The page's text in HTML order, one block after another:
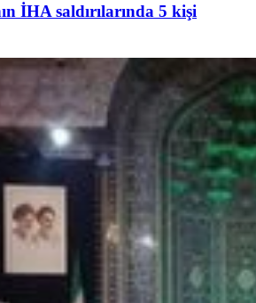
İHA saldırılarında 5 kişi